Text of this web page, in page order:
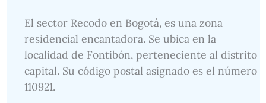
El sector Recodo en Bogotá, es una zona
residencial encantadora. Se ubica en la
localidad de Fontibón, perteneciente al distrito
capital. Su código postal asignado es el número
110921.